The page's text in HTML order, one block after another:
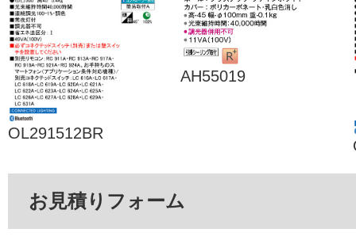
OL291512BR
AH55019
お見積りフォーム